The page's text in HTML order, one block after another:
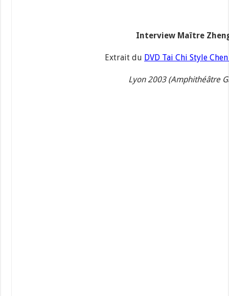
Interview Maître
Extrait du DVD Tai Chi Style
Lyon 2003 (Amphithéâtre